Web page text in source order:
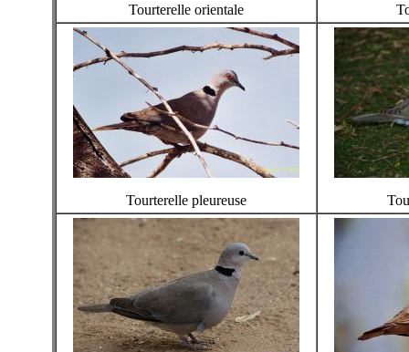
Tourterelle orientale
Tourterelle pleureuse